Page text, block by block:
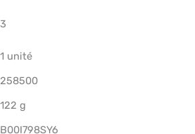
‎3
‎1 unité
‎258500
‎122 g
B00I798SY6